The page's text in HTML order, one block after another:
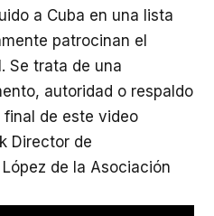
a Cuba en una lista
patrocinan el
Se trata de una
autoridad o respaldo
de este video
Director de
de la Asociación